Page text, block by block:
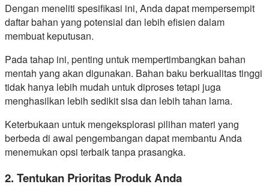
Dengan meneliti spesifikasi ini, Anda dapat mempersempit
daftar bahan yang potensial dan lebih efisien dalam
membuat keputusan.
Pada tahap ini, penting untuk mempertimbangkan bahan
mentah yang akan digunakan. Bahan baku berkualitas tinggi
tidak hanya lebih mudah untuk diproses tetapi juga
menghasilkan lebih sedikit sisa dan lebih tahan lama.
Keterbukaan untuk mengeksplorasi pilihan materi yang
berbeda di awal pengembangan dapat membantu Anda
menemukan opsi terbaik tanpa prasangka.
2. Tentukan Prioritas Produk Anda